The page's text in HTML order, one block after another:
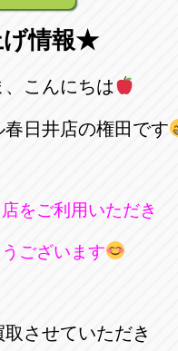
アップル
0586-28-
アップル
0568-85-
0568-25-
号店
日3-4-12
店
八田町2-1-16
市中之郷八反
情報★
こんにちは
春日井店の権田です
をご利用いただき
ございます
させていただき